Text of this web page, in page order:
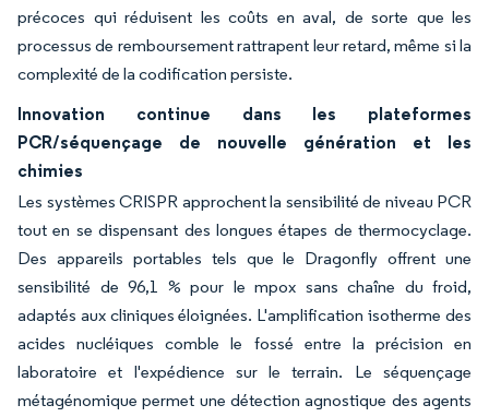
précoces qui réduisent les coûts en aval, de sorte que les
processus de remboursement rattrapent leur retard, même si la
complexité de la codification persiste.
Innovation continue dans les plateformes
PCR/séquençage de nouvelle génération et les
chimies
Les systèmes CRISPR approchent la sensibilité de niveau PCR
tout en se dispensant des longues étapes de thermocyclage.
Des appareils portables tels que le Dragonfly offrent une
sensibilité de 96,1 % pour le mpox sans chaîne du froid,
adaptés aux cliniques éloignées. L'amplification isotherme des
acides nucléiques comble le fossé entre la précision en
laboratoire et l'expédience sur le terrain. Le séquençage
métagénomique permet une détection agnostique des agents